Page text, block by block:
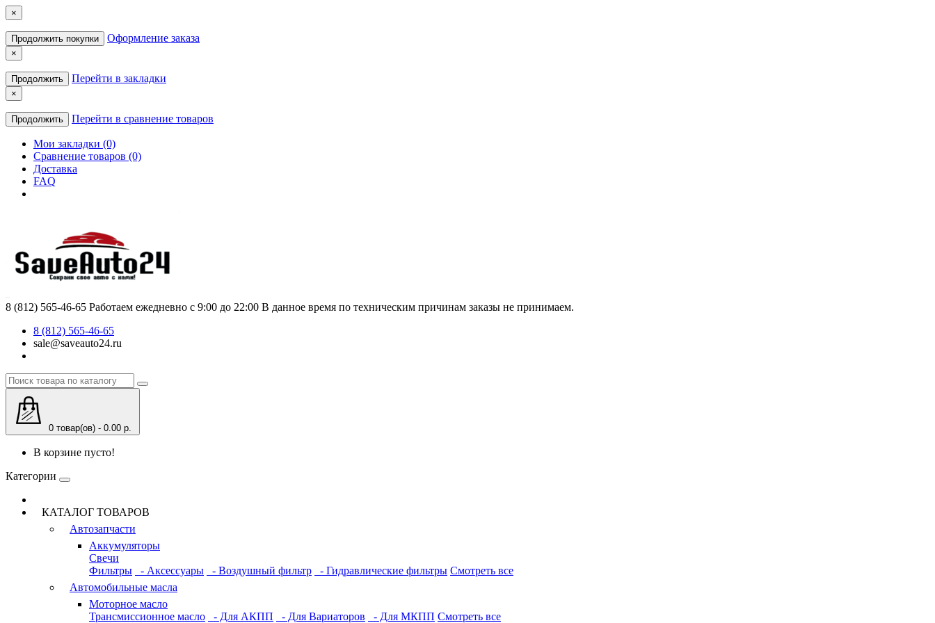
×
Продолжить покупки Оформление заказа
×
Продолжить Перейти в закладки
×
Продолжить Перейти в сравнение товаров
Мои закладки (0)
Сравнение товаров (0)
Доставка
FAQ
8 (812) 565-46-65 Работаем ежедневно с 9:00 до 22:00 В данное время по техническим причинам заказы не принимаем.
8 (812) 565-46-65
sale@saveauto24.ru
0 товар(ов) - 0.00 р.
В корзине пусто!
Категории
КАТАЛОГ ТОВАРОВ
Автозапчасти
Аккумуляторы
Свечи
Фильтры
- Аксессуары - Воздушный фильтр - Гидравлические фильтры Смотреть все
Автомобильные масла
Моторное масло
Трансмиссионное масло
- Для АКПП - Для Вариаторов - Для МКПП Смотреть все